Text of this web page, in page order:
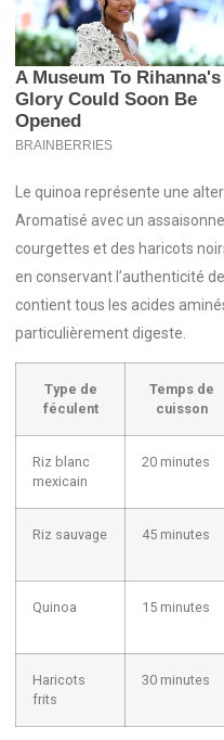
Le quinoa représente une
Aromatisé avec un
courgettes et des haricots
en conservant l’authenticité
contient tous les acides
particulièrement digeste.
Type de
féculent
Temps de
cuisson
Riz blanc
mexicain
20 minutes
Riz sauvage 45 minutes
Quinoa 15 minutes
Haricots
frits
30 minutes